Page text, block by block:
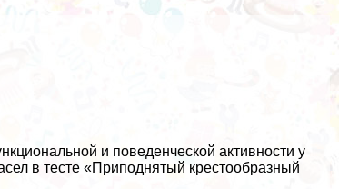
и поведенческой активности у
в тесте «Приподнятый крестообразный